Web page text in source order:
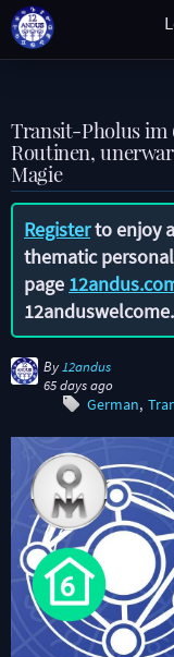
Transit-Pholus im
Routinen,
Magie
Registerto enjoy
thematic
page
12anduswelcome.
By 12andus
65 days ago
German